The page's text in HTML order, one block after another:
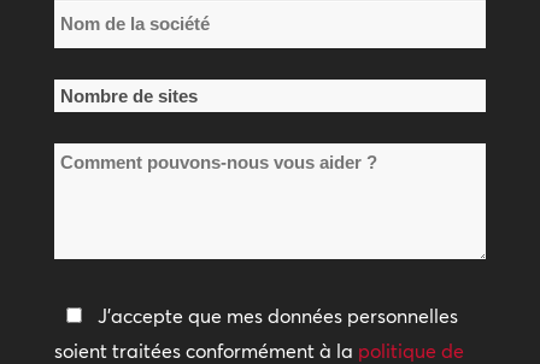
Nom
de
la
société
*
Nombre
sites
Comment
vous
Politique
de
J'accepte que mes données personnelles
soient traitées conformément à la politique de